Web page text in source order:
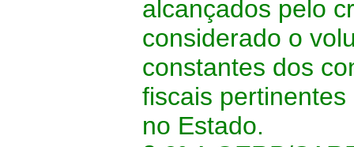
alcançados pelo
considerado o
constantes dos
fiscais
no Estado.